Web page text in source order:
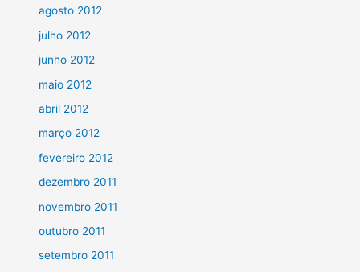
agosto 2012
julho 2012
junho 2012
maio 2012
abril 2012
março 2012
fevereiro 2012
dezembro 2011
novembro 2011
outubro 2011
setembro 2011